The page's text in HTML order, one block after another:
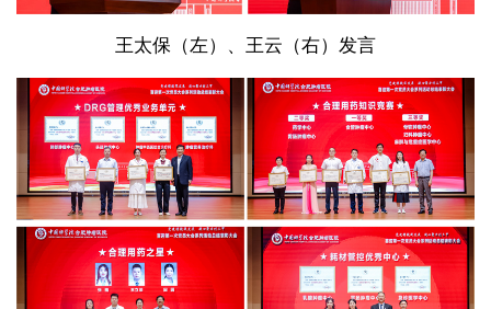
王太保（左）、王云（右）发言